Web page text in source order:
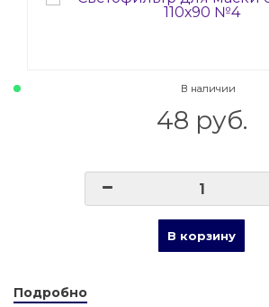
018 Электроды
Товары маркетплейсов
В наличии
48 руб.
В корзину
Подробно